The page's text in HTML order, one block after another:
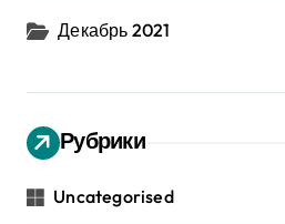
Декабрь 2021
Рубрики
Uncategorised